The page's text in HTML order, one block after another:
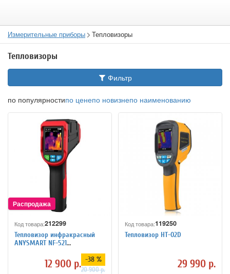
Измерительные приборы Тепловизоры
Тепловизоры
Фильтр
по популярностипо ценепо новизнепо наименованию
Код товара:212299
Тепловизор инфракрасный
ANYSMART NF-521
12 900 р. -38 %
20 900 р.
Код товара:119250
Тепловизор HT-02D
29 990 р.